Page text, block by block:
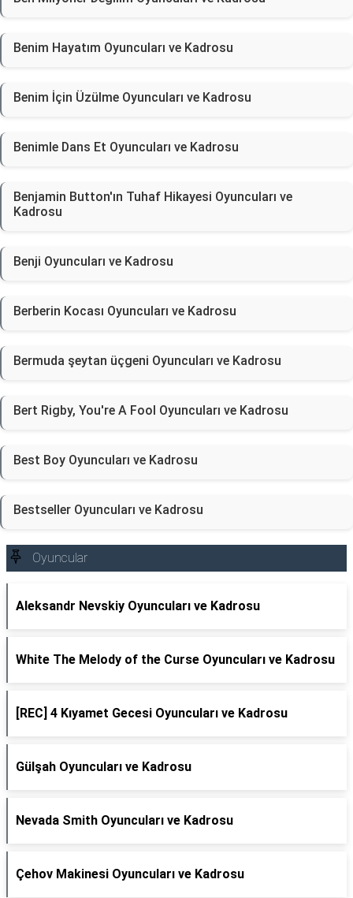
Benim Hayatım Oyuncuları ve Kadrosu
Benim İçin Üzülme Oyuncuları ve Kadrosu
Benimle Dans Et Oyuncuları ve Kadrosu
Benjamin Button'ın Tuhaf Hikayesi Oyuncuları ve
Kadrosu
Benji Oyuncuları ve Kadrosu
Berberin Kocası Oyuncuları ve Kadrosu
Bermuda şeytan üçgeni Oyuncuları ve Kadrosu
Bert Rigby, You're A Fool Oyuncuları ve Kadrosu
Best Boy Oyuncuları ve Kadrosu
Bestseller Oyuncuları ve Kadrosu
Oyuncular
Aleksandr Nevskiy Oyuncuları ve Kadrosu
White The Melody of the Curse Oyuncuları ve Kadrosu
[REC] 4 Kıyamet Gecesi Oyuncuları ve Kadrosu
Gülşah Oyuncuları ve Kadrosu
Nevada Smith Oyuncuları ve Kadrosu
Çehov Makinesi Oyuncuları ve Kadrosu